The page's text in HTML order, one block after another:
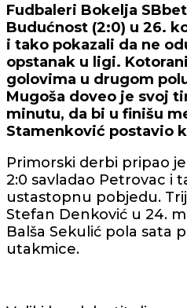
Fudbaleri Bokelja
Budućnost (2:0) u 26.
i tako pokazali da ne
opstanak u ligi.
golovima u drugom
Mugoša doveo je svoj
minutu, da bi u finišu
Stamenković postavio
Primorski derbi pripao
2:0 savladao Petrovac i
ustastopnu pobjedu.
Stefan Denković u 24.
Balša Sekulić pola sata
utakmice.